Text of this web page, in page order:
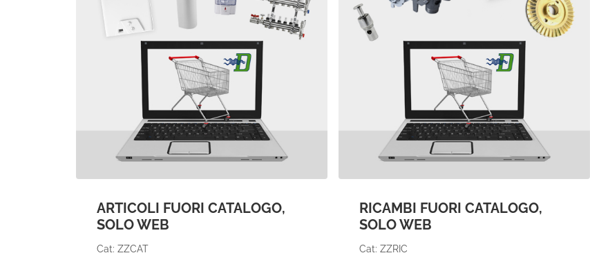
ARTICOLI FUORI CATALOGO,
SOLO WEB
Cat: ZZCAT
RICAMBI FUORI CATALOGO,
SOLO WEB
Cat: ZZRIC